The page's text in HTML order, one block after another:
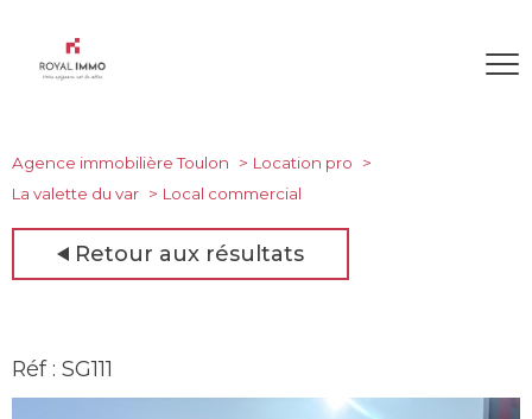
Agence immobilière Toulon
Location pro
La valette du var
Local commercial
Retour aux résultats
Réf : SG111